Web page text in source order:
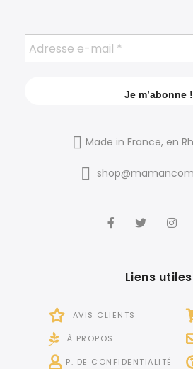
Made in France, en
Liens utiles
AVIS CLIENTS
À PROPOS
P. DE CONFIDENTIALITÉ